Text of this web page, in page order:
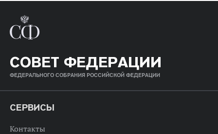
СОВЕТ ФЕДЕРАЦИИ
ФЕДЕРАЛЬНОГО СОБРАНИЯ РОССИЙСКОЙ ФЕДЕРАЦИИ
СЕРВИСЫ
Контакты